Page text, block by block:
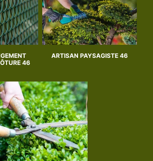
46
ARTISAN PAYSAGISTE 46